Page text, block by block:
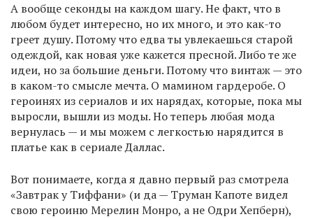
А вообще секонды на каждом шагу. Не факт, что в
любом будет интересно, но их много, и это как-то
греет душу. Потому что едва ты увлекаешься старой
одеждой, как новая уже кажется пресной. Либо те же
идеи, но за большие деньги. Потому что винтаж — это
в каком-то смысле мечта. О мамином гардеробе. О
героинях из сериалов и их нарядах, которые, пока мы
выросли, вышли из моды. Но теперь любая мода
вернулась — и мы можем с легкостью нарядится в
платье как в сериале Даллас.
Вот понимаете, когда я давно первый раз смотрела
«Завтрак у Тиффани» (и да — Труман Капоте видел
свою героиню Мерелин Монро, а не Одри Хепберн),